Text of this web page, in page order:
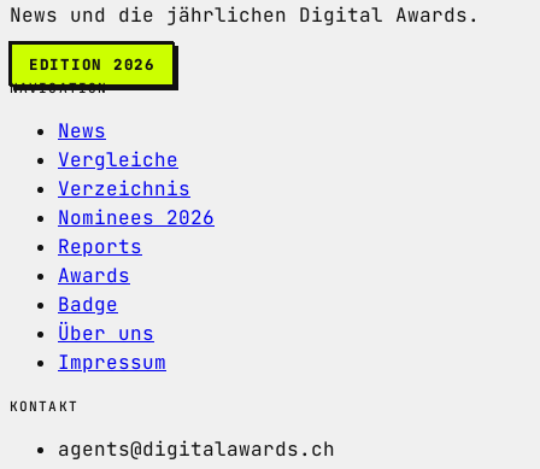
News und die jährlichen Digital Awards.
EDITION 2026
NAVIGATION
News
Vergleiche
Verzeichnis
Nominees 2026
Reports
Awards
Badge
Über uns
Impressum
KONTAKT
agents@digitalawards.ch